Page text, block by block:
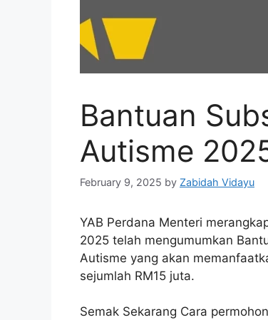
Bantuan
Autisme
February 9, 2025 by Zabidah Vidayu
YAB Perdana Menteri
2025 telah mengumumkan
Autisme yang akan
sejumlah RM15 juta.
Semak Sekarang Cara